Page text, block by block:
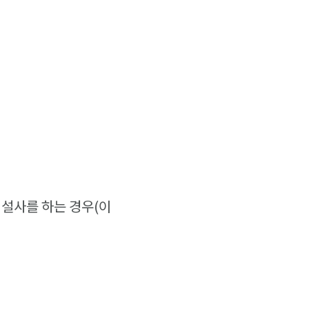
사를 하는 경우(이